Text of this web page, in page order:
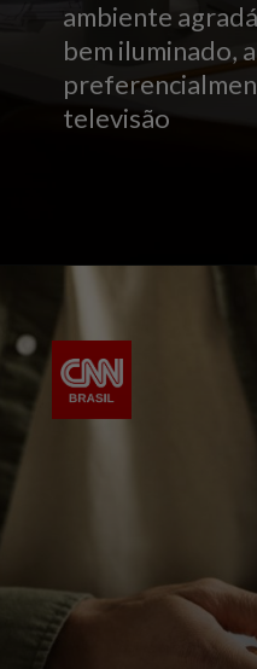
ambiente
bem iluminado,
televisão